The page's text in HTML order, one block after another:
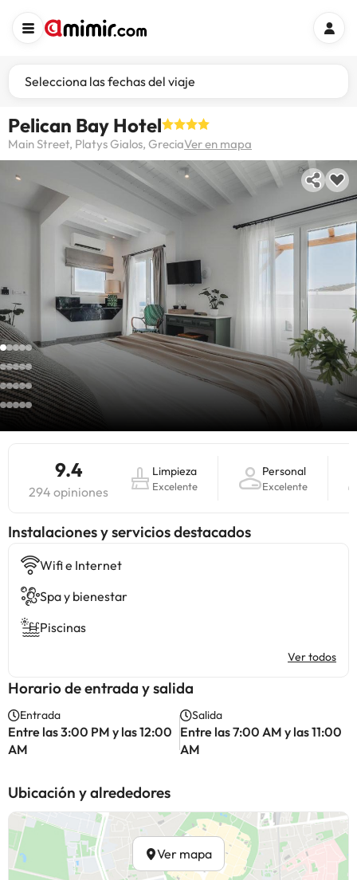
Selecciona las fechas del viaje
Pelican Bay Hotel
Main Street, Platys Gialos, GreciaVer en mapa
9.4
294 opiniones
Limpieza
Excelente
Personal
Excelente
Instalaciones y servicios destacados
Wifi e Internet
Spa y bienestar
Piscinas
Ver todos
Horario de entrada y salida
Entrada
Entre las 3:00 PM y las 12:00
AM
Salida
Entre las 7:00 AM y las 11:00
AM
Ubicación y alrededores
Ver mapa